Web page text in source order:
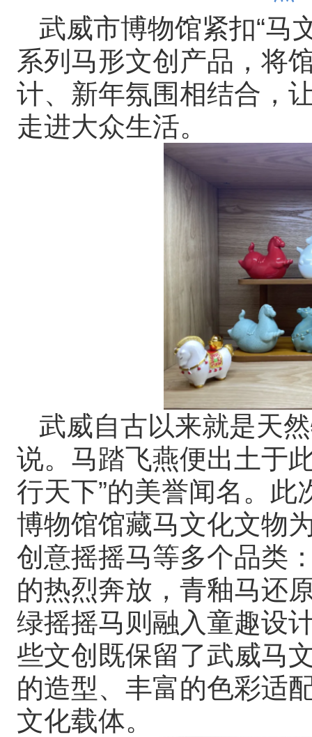
武威市博物馆紧扣“马
系列马形文创产品，将
计、新年氛围相结合，
走进大众生活。
武威自古以来就是天
说。马踏飞燕便出土于
行天下”的美誉闻名。
博物馆馆藏马文化文物
创意摇摇马等多个品类
的热烈奔放，青釉马还
绿摇摇马则融入童趣设
些文创既保留了武威马
的造型、丰富的色彩适
文化载体。